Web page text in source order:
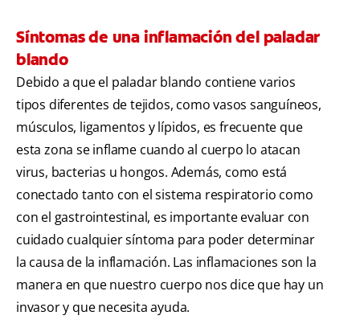
Síntomas de una inflamación del paladar
blando
Debido a que el paladar blando contiene varios
tipos diferentes de tejidos, como vasos sanguíneos,
músculos, ligamentos y lípidos, es frecuente que
esta zona se inflame cuando al cuerpo lo atacan
virus, bacterias u hongos. Además, como está
conectado tanto con el sistema respiratorio como
con el gastrointestinal, es importante evaluar con
cuidado cualquier síntoma para poder determinar
la causa de la inflamación. Las inflamaciones son la
manera en que nuestro cuerpo nos dice que hay un
invasor y que necesita ayuda.